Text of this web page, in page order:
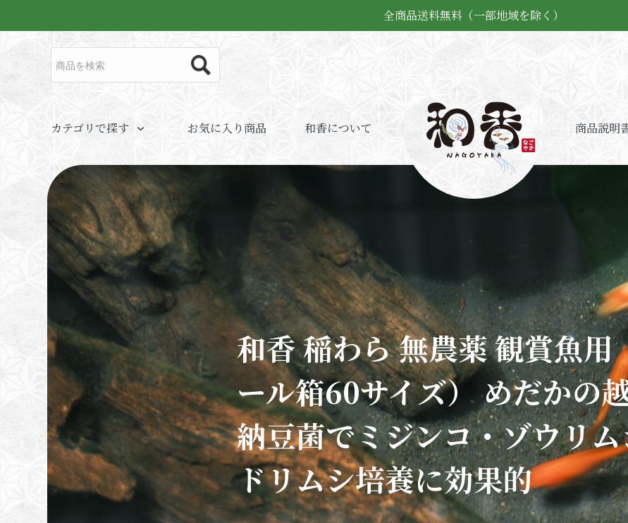
全商品送料無料（一部地域を除く）
カテゴリで探す お気に入り商品 和香について 商品説明
和香 稲わら 無農薬 観賞魚用
ール箱60サイズ） めだかの
納豆菌でミジンコ・ゾウリ
ドリムシ培養に効果的